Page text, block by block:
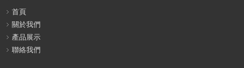
首頁
關於我們
產品展示
聯絡我們